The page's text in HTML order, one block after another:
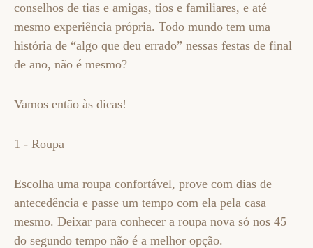
conselhos de tias e amigas, tios e familiares, e até
mesmo experiência própria. Todo mundo tem uma
história de “algo que deu errado” nessas festas de final
de ano, não é mesmo?
Vamos então às dicas!
1 - Roupa
Escolha uma roupa confortável, prove com dias de
antecedência e passe um tempo com ela pela casa
mesmo. Deixar para conhecer a roupa nova só nos 45
do segundo tempo não é a melhor opção.